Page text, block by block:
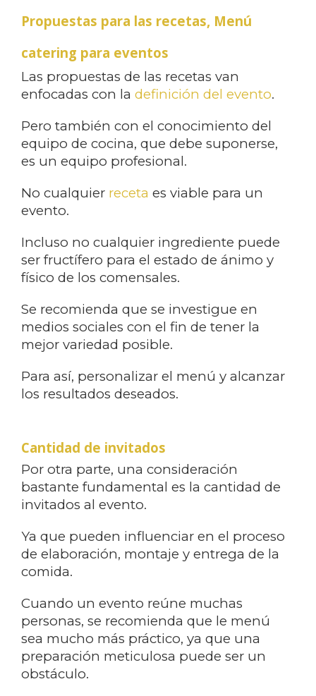
Propuestas para las recetas, Menú
catering para eventos
Las propuestas de las recetas van
enfocadas con la definición del evento.
Pero también con el conocimiento del
equipo de cocina, que debe suponerse,
es un equipo profesional.
No cualquier receta es viable para un
evento.
Incluso no cualquier ingrediente puede
ser fructífero para el estado de ánimo y
físico de los comensales.
Se recomienda que se investigue en
medios sociales con el fin de tener la
mejor variedad posible.
Para así, personalizar el menú y alcanzar
los resultados deseados.
Cantidad de invitados
Por otra parte, una consideración
bastante fundamental es la cantidad de
invitados al evento.
Ya que pueden influenciar en el proceso
de elaboración, montaje y entrega de la
comida.
Cuando un evento reúne muchas
personas, se recomienda que le menú
sea mucho más práctico, ya que una
preparación meticulosa puede ser un
obstáculo.